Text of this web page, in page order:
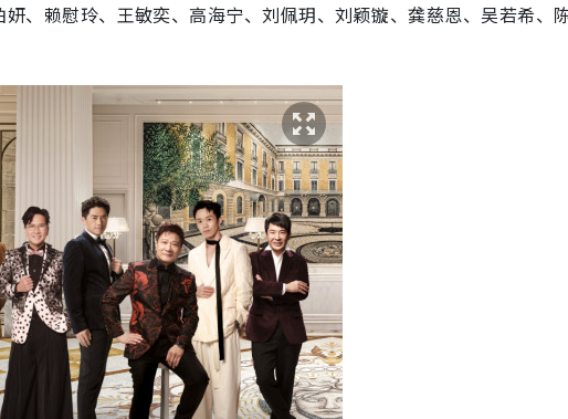
、赖慰玲、王敏奕、高海宁、刘佩玥、刘颖镟、龚慈恩、吴若希、